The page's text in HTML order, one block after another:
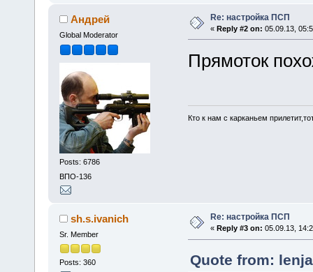
Андрей
Global Moderator
Posts: 6786
ВПО-136
Re: настройка ПСП
« Reply #2 on: 05.09.13,
Прямоток
Кто к нам с карканьем
sh.s.ivanich
Sr. Member
Posts: 360
Re: настройка ПСП
« Reply #3 on: 05.09.13,
Quote from: